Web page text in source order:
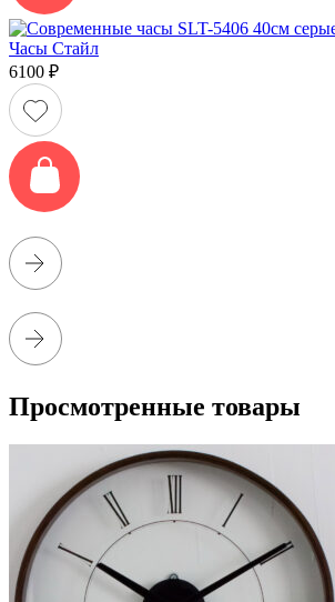
Часы Стайл
6100 ₽
Просмотренные товары